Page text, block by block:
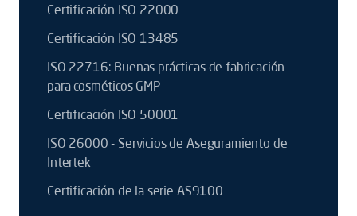
Certificación ISO 22000
Certificación ISO 13485
ISO 22716: Buenas prácticas de fabricación
para cosméticos GMP
Certificación ISO 50001
ISO 26000 - Servicios de Aseguramiento de
Intertek
Certificación de la serie AS9100